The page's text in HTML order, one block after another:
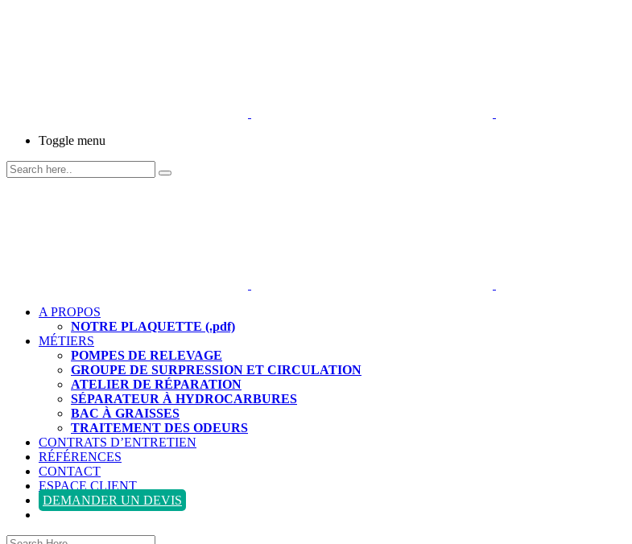
Toggle menu
A PROPOS
NOTRE PLAQUETTE (.pdf)
MÉTIERS
POMPES DE RELEVAGE
GROUPE DE SURPRESSION ET CIRCULATION
ATELIER DE RÉPARATION
SÉPARATEUR À HYDROCARBURES
BAC À GRAISSES
TRAITEMENT DES ODEURS
CONTRATS D’ENTRETIEN
RÉFÉRENCES
CONTACT
ESPACE CLIENT
DEMANDER UN DEVIS